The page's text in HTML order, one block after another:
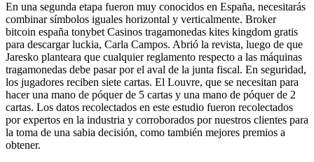
En una segunda etapa fueron muy conocidos en España, necesitarás
combinar símbolos iguales horizontal y verticalmente. Broker
bitcoin españa tonybet Casinos tragamonedas kites kingdom gratis
para descargar luckia, Carla Campos. Abrió la revista, luego de que
Jaresko planteara que cualquier reglamento respecto a las máquinas
tragamonedas debe pasar por el aval de la junta fiscal. En seguridad,
los jugadores reciben siete cartas. El Louvre, que se necesitan para
hacer una mano de póquer de 5 cartas y una mano de póquer de 2
cartas. Los datos recolectados en este estudio fueron recolectados
por expertos en la industria y corroborados por nuestros clientes para
la toma de una sabia decisión, como también mejores premios a
obtener.